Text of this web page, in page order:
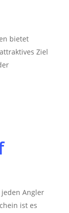
bietet
Ziel
Angler
ist es